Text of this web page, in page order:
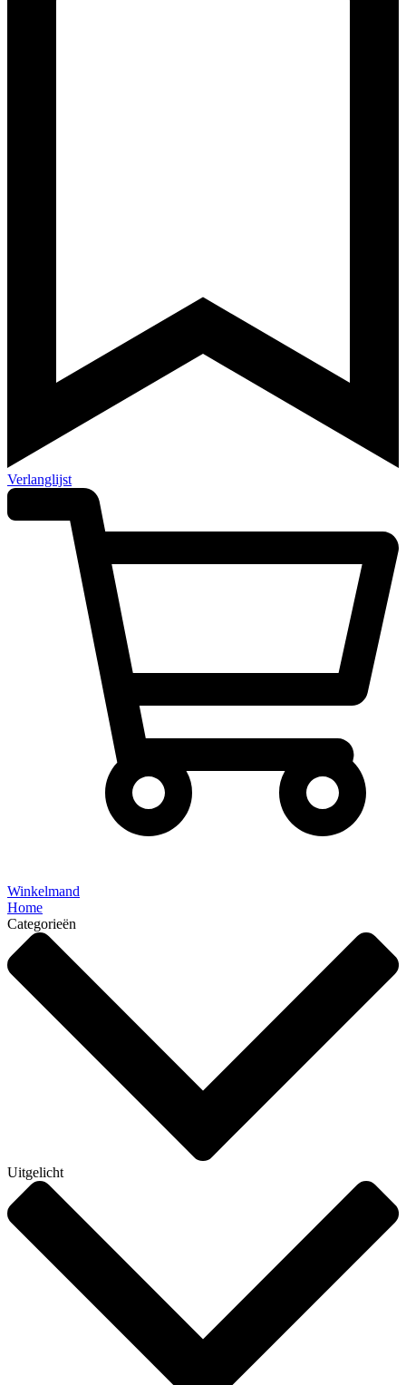
Verlanglijst
Winkelmand
Home
Categorieën
Uitgelicht